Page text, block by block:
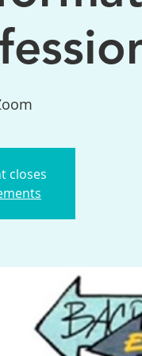
closes